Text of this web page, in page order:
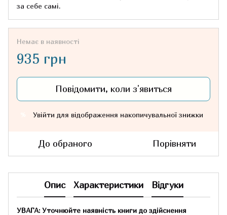
за себе самі.
Немає в наявності
935 грн
Повідомити, коли з'явиться
Увійти для відображення накопичувальної знижки
До обраного Порівняти
Опис Характеристики Відгуки
УВАГА: Уточнюйте наявність книги до здійснення